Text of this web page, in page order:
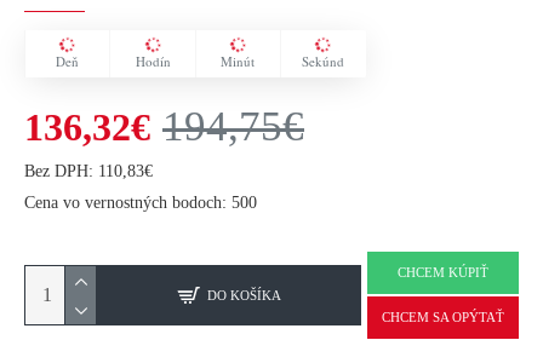
Deň Hodín Minút Sekúnd
136,32€ 194,75€
Bez DPH: 110,83€
Cena vo vernostných bodoch: 500
DO KOŠÍKA
CHCEM KÚPIŤ
CHCEM SA OPÝTAŤ